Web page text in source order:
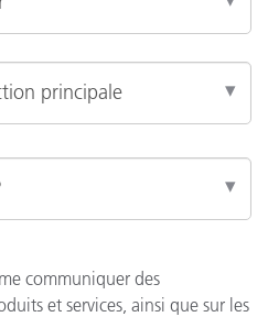
communiquer des
et services, ainsi que sur les